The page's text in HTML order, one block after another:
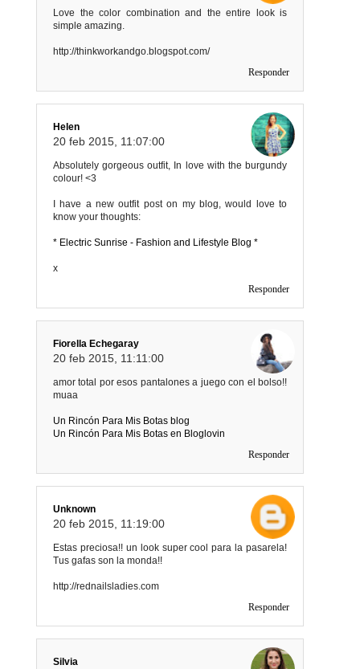
Love the color combination and the entire look is
simple amazing.
http://thinkworkandgo.blogspot.com/
Responder
Helen
20 feb 2015, 11:07:00
Absolutely gorgeous outfit, In love with the burgundy
colour! <3
I have a new outfit post on my blog, would love to
know your thoughts:
* Electric Sunrise - Fashion and Lifestyle Blog *
x
Responder
Fiorella Echegaray
20 feb 2015, 11:11:00
amor total por esos pantalones a juego con el bolso!!
muaa
Un Rincón Para Mis Botas blog
Un Rincón Para Mis Botas en Bloglovin
Responder
Unknown
20 feb 2015, 11:19:00
Estas preciosa!! un look super cool para la pasarela!
Tus gafas son la monda!!
http://rednailsladies.com
Responder
Silvia